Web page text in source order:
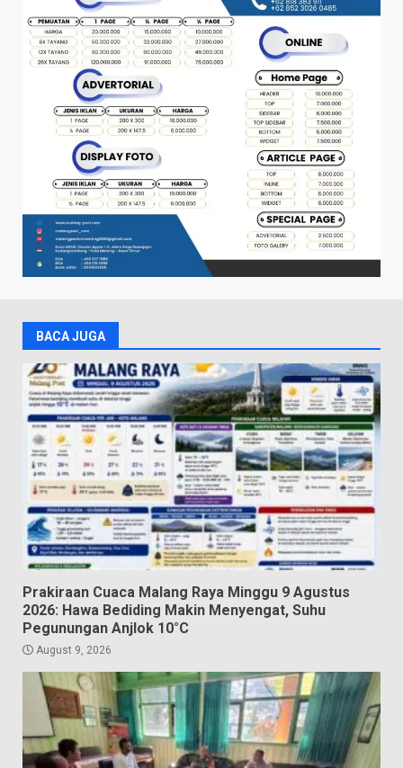
BACA JUGA
Prakiraan Cuaca Malang Raya Minggu 9 Agustus
2026: Hawa Bediding Makin Menyengat, Suhu
Pegunungan Anjlok 10°C
August 9, 2026